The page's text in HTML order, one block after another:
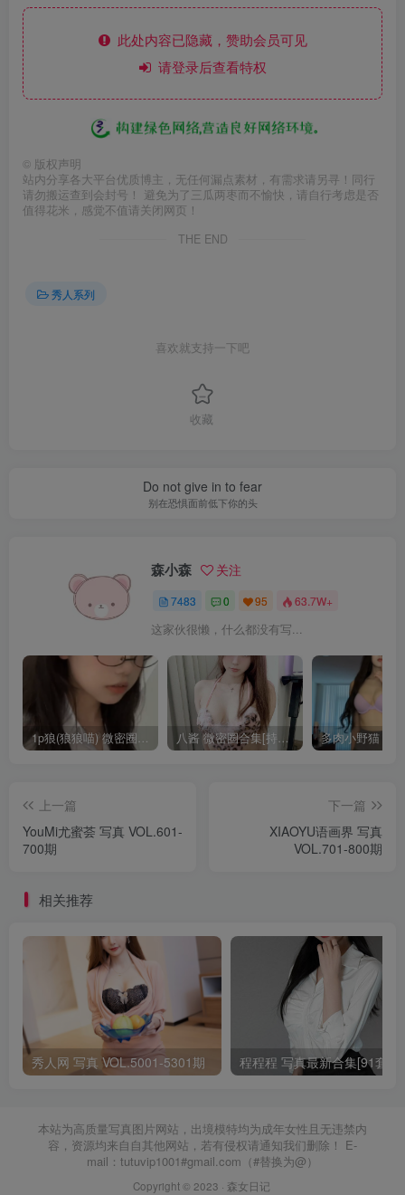
此处内容已隐藏，赞助会员可见
请登录后查看特权
© 版权声明
站内分享各大平台优质博主，无任何漏点素材，有需求请另寻！同行
请勿搬运查到会封号！ 避免为了三瓜两枣而不愉快，请自行考虑是否
值得花米，感觉不值请关闭网页！
THE END
秀人系列
喜欢就支持一下吧
收藏
Do not give in to fear
别在恐惧面前低下你的头
森小森 关注
7483 0 95 63.7W+
这家伙很懒，什么都没有写...
1p狼(狼狼喵) 微密圈/岛遇合集[持续更新2025.08.20] 八酱 微密圈合集[持续更新]
上一篇
YouMi尤蜜荟 写真 VOL.601-
700期
下一篇
XIAOYU语画界 写真
VOL.701-800期
相关推荐
秀人网 写真 VOL.5001-5301期 程程程 写真最新合集[91套]
本站为高质量写真图片网站，出境模特均为成年女性且无违禁内
容，资源均来自自其他网站，若有侵权请通知我们删除！ E-
mail：tutuvip1001#gmail.com（#替换为@）
Copyright © 2023 · 森女日记